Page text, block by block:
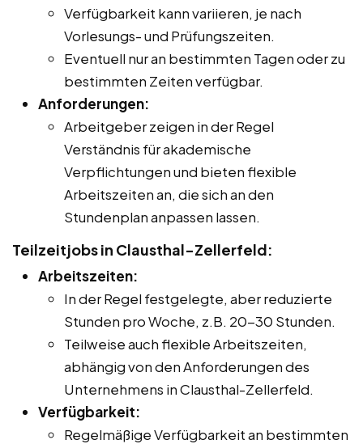
Verfügbarkeit kann variieren, je nach
Vorlesungs- und Prüfungszeiten.
Eventuell nur an bestimmten Tagen oder zu
bestimmten Zeiten verfügbar.
Anforderungen:
Arbeitgeber zeigen in der Regel
Verständnis für akademische
Verpflichtungen und bieten flexible
Arbeitszeiten an, die sich an den
Stundenplan anpassen lassen.
Teilzeitjobs in Clausthal-Zellerfeld:
Arbeitszeiten:
In der Regel festgelegte, aber reduzierte
Stunden pro Woche, z.B. 20-30 Stunden.
Teilweise auch flexible Arbeitszeiten,
abhängig von den Anforderungen des
Unternehmens in Clausthal-Zellerfeld.
Verfügbarkeit:
Regelmäßige Verfügbarkeit an bestimmten